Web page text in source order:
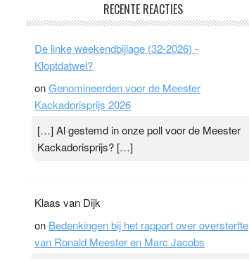
Ward van Beek
topsporters. Ze hopen ermee hun hartslag te
verlagen terwijl ze meer zuurstof opnemen.
Daarop heeft zo’n pleister geen effect. Maar het
gevoel ‘makkelijker te ademen’ kan goud waard
topspsort ›[...]
RECENTE REACTIES
De linke weekendbijlage (32-2026) -
Kloptdatwel?
onGenomineerden voor de Meester
Kackadorisprijs 2026
[…] Al gestemd in onze poll voor de Meester
Kackadorisprijs? […]
Klaas van Dijk
on Bedenkingen bij het rapport over oversterfte
van Ronald Meester en Marc Jacobs